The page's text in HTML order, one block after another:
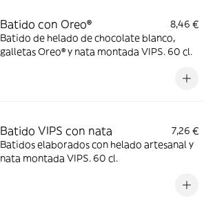
Batido con Oreo®
8,46 €
Batido de helado de chocolate blanco,
galletas Oreo® y nata montada VIPS. 60 cl.
Batido VIPS con nata
7,26 €
Batidos elaborados con helado artesanal y
nata montada VIPS. 60 cl.